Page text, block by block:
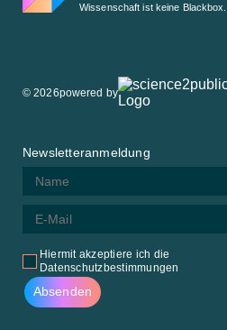
Wissenschaft ist keine Blackbox.
Newsletteranmeldung
Hiermit akzeptiere ich die
Datenschutzbestimmungen
© 2026powered by